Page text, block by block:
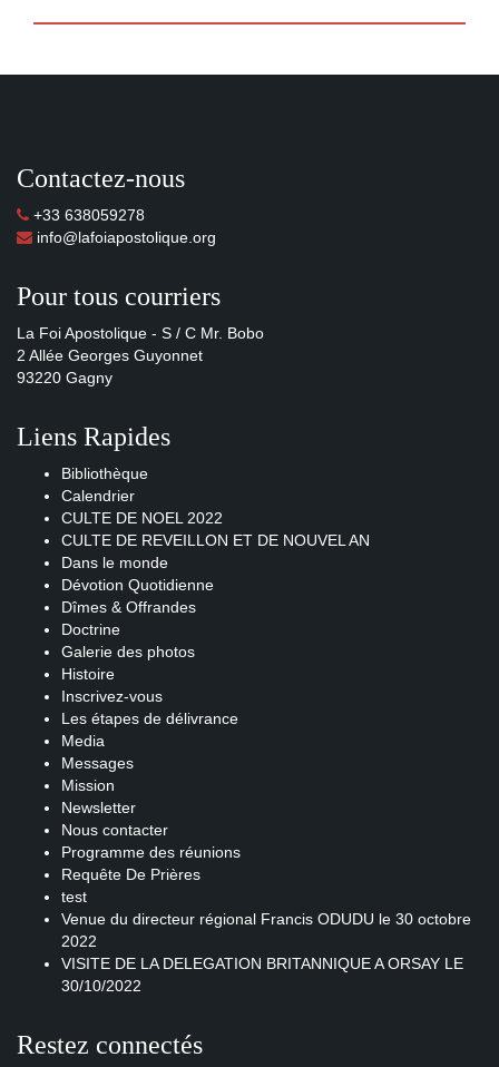
Contactez-nous
+33 638059278
info@lafoiapostolique.org
Pour tous courriers
La Foi Apostolique - S / C Mr. Bobo
2 Allée Georges Guyonnet
93220 Gagny
Liens Rapides
Bibliothèque
Calendrier
CULTE DE NOEL 2022
CULTE DE REVEILLON ET DE NOUVEL AN
Dans le monde
Dévotion Quotidienne
Dîmes & Offrandes
Doctrine
Galerie des photos
Histoire
Inscrivez-vous
Les étapes de délivrance
Media
Messages
Mission
Newsletter
Nous contacter
Programme des réunions
Requête De Prières
test
Venue du directeur régional Francis ODUDU le 30 octobre
2022
VISITE DE LA DELEGATION BRITANNIQUE A ORSAY LE
30/10/2022
Restez connectés